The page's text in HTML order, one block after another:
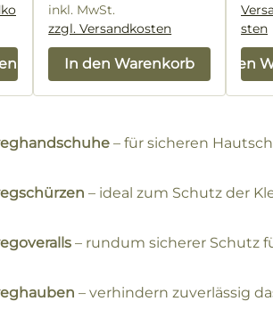
inkl. MwSt.
zzgl. Versandkosten
In den Warenkorb
sten
In den
– für sicheren
– ideal zum Schutz der
– rundum sicherer Schutz
– verhindern zuverlässig